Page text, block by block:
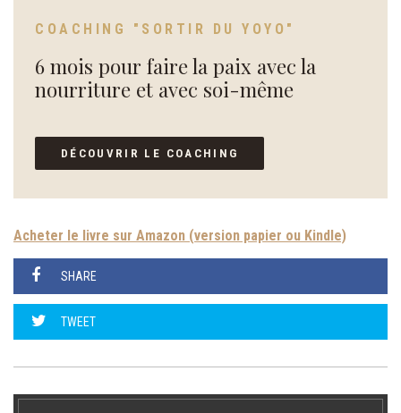
COACHING "SORTIR DU YOYO"
6 mois pour faire la paix avec la
nourriture et avec soi-même
DÉCOUVRIR LE COACHING
Acheter le livre sur Amazon (version papier ou Kindle)
SHARE
TWEET